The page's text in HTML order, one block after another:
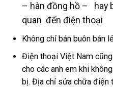
– hàn đồng hồ – hay
quan đến điện thoại
Không chỉ bán buôn bán
Điện thoại Việt Nam
cho các anh em khi
bị. Địa chỉ sửa chữa điện